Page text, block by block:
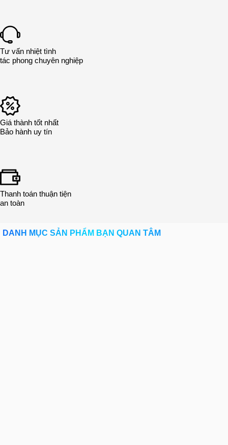
Tư vấn nhiệt tình
tác phong chuyên nghiệp
Giá thành tốt nhất
Bảo hành uy tín
Thanh toán thuận tiện
an toàn
DANH MỤC SẢN PHẨM BẠN QUAN TÂM